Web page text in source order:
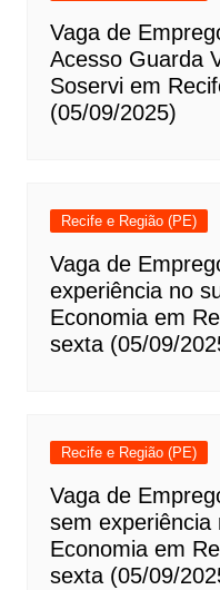
Vaga de
Acesso Guarda
Soservi em
(05/09/2025)
Recife e Região (PE)
Vaga de
experiência no
Economia em
sexta (05/09/
Recife e Região (PE)
Vaga de
sem experiência
Economia em
sexta (05/09/